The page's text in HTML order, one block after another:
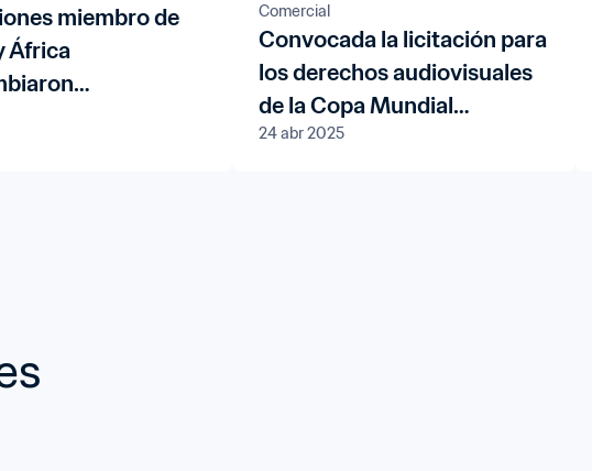
miembro de
África
en Viena
Comercial
Convocada la licitación para
los derechos audiovisuales
de la Copa Mundial
Femenina de la FIFA 2027™
24 abr 2025